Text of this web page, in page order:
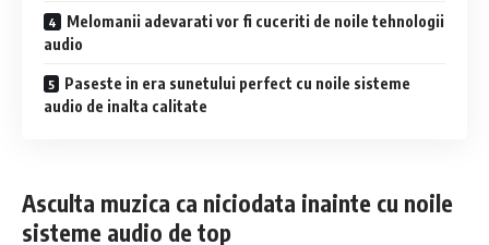
Melomanii adevarati vor fi cuceriti de noile tehnologii
audio
Paseste in era sunetului perfect cu noile sisteme
audio de inalta calitate
Asculta muzica ca niciodata inainte cu noile
sisteme audio de top